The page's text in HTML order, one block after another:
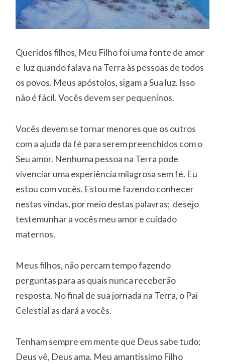
Queridos filhos, Meu Filho foi uma fonte de amor
e luz quando falava na Terra às pessoas de todos
os povos. Meus apóstolos, sigam a Sua luz. Isso
não é fácil. Vocês devem ser pequeninos.
Vocês devem se tornar menores que os outros
com a ajuda da fé para serem preenchidos com o
Seu amor. Nenhuma pessoa na Terra pode
vivenciar uma experiência milagrosa sem fé. Eu
estou com vocês. Estou me fazendo conhecer
nestas vindas, por meio destas palavras; desejo
testemunhar a vocês meu amor e cuidado
maternos.
Meus filhos, não percam tempo fazendo
perguntas para as quais nunca receberão
resposta. No final de sua jornada na Terra, o Pai
Celestial as dará a vocês.
Tenham sempre em mente que Deus sabe tudo;
Deus vê, Deus ama. Meu amantíssimo Filho